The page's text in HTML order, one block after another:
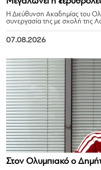
Η Διεύθυνση Ακαδημίας του
συνεργασία της με σχολή της
07.08.2026
Στον Ολυμπιακό ο